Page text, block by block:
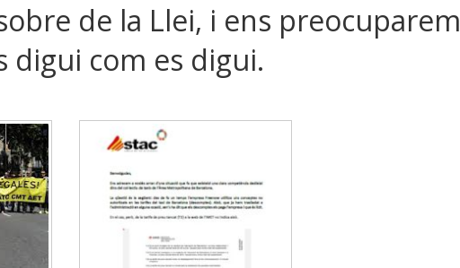
de la Llei, i ens preocuparem
digui com es digui.